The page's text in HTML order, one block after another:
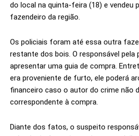
do local na quinta-feira (18) e vendeu
fazendeiro da região.
Os policiais foram até essa outra
restante dos bois. O responsável pela
apresentar uma guia de compra.
era proveniente de furto, ele poderá
financeiro caso o autor do crime não
correspondente à compra.
Diante dos fatos, o suspeito